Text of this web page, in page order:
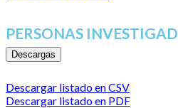
PERSONAS
Descargas
Descargar listado en CSV
Descargar listado en PDF